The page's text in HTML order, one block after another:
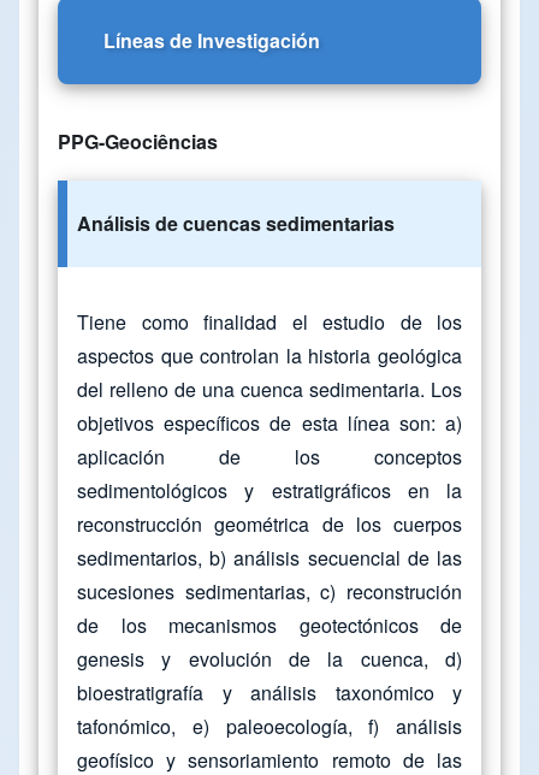
Líneas de Investigación
PPG-Geociências
Análisis de cuencas sedimentarias
Tiene como finalidad el estudio de los
aspectos que controlan la historia geológica
del relleno de una cuenca sedimentaria. Los
objetivos específicos de esta línea son: a)
aplicación de los conceptos
sedimentológicos y estratigráficos en la
reconstrucción geométrica de los cuerpos
sedimentarios, b) análisis secuencial de las
sucesiones sedimentarias, c) reconstrución
de los mecanismos geotectónicos de
genesis y evolución de la cuenca, d)
bioestratigrafía y análisis taxonómico y
tafonómico, e) paleoecología, f) análisis
geofísico y sensoriamiento remoto de las